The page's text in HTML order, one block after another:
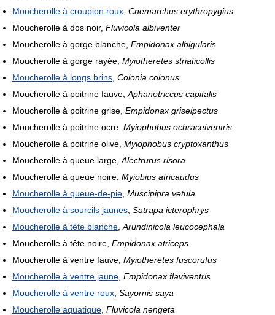
Moucherolle à croupion roux Cnemarchus erythropygius
Moucherolle à dos noir, Fluvicola albiventer
Moucherolle à gorge blanche, Empidonax albigularis
Moucherolle à gorge rayée, Myiotheretes striaticollis
Moucherolle à longs brins Colonia colonus
Moucherolle à poitrine fauve, Aphanotriccus capitalis
Moucherolle à poitrine grise, Empidonax griseipectus
Moucherolle à poitrine ocre, Myiophobus ochraceiventris
Moucherolle à poitrine olive, Myiophobus cryptoxanthus
Moucherolle à queue large, Alectrurus risora
Moucherolle à queue noire, Myiobius atricaudus
Moucherolle à queue-de-pie Muscipipra vetula
Moucherolle à sourcils jaunes Satrapa icterophrys
Moucherolle à tête blanche Arundinicola leucocephala
Moucherolle à tête noire, Empidonax atriceps
Moucherolle à ventre fauve, Myiotheretes fuscorufus
Moucherolle à ventre jaune Empidonax flaviventris
Moucherolle à ventre roux Sayornis saya
Moucherolle aquatique Fluvicola nengeta